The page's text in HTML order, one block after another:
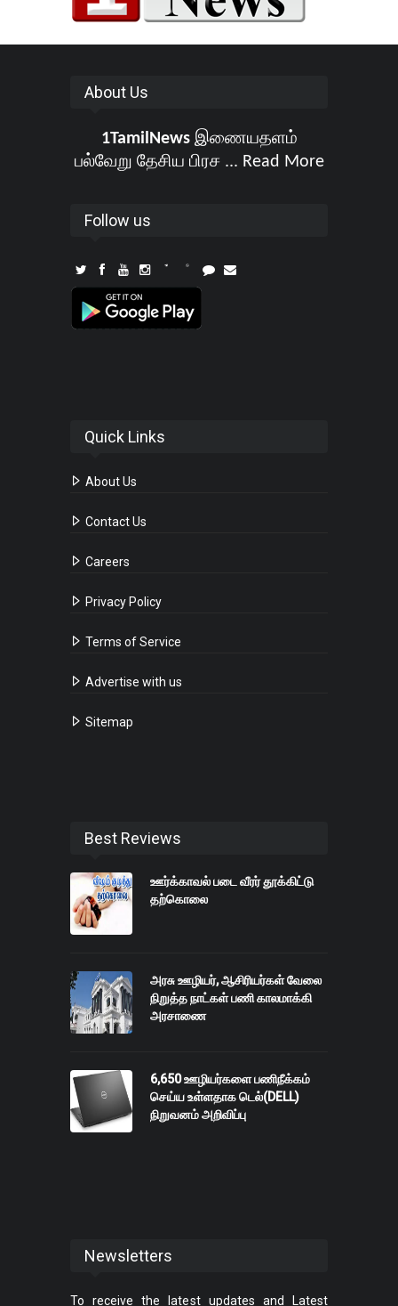
About Us
1TamilNewsஇணையதளம்
பல்வேறு தேசிய பிரச ... Read More
Follow us
Quick Links
About Us
Contact Us
Careers
Privacy Policy
Terms of Service
Advertise with us
Sitemap
Best Reviews
ஊர்க்காவல் படை வீரர் தூக்கிட்டு
தற்கொலை
அரசு ஊழியர், ஆசிரியர்கள் வேலை
நிறுத்த நாட்கள் பணி காலமாக்கி
அரசாணை
6,650 ஊழியர்களை பணிநீக்கம்
செய்ய உள்ளதாக டெல்(DELL)
நிறுவனம் அறிவிப்பு
Newsletters
To receive the latest updates and Latest